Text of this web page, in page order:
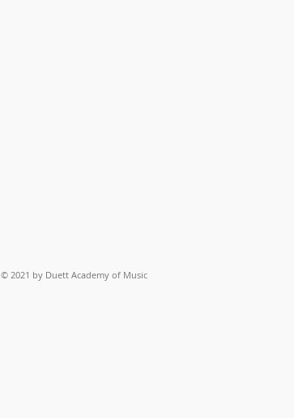
© 2021 by Duett Academy of Music